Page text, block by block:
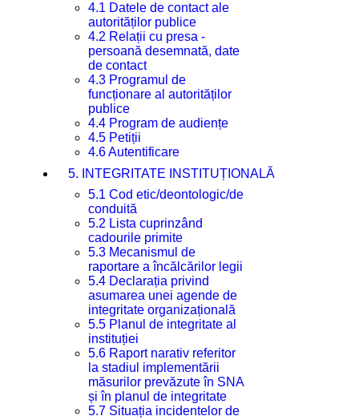
4.1 Datele de contact ale
autorităților publice
4.2 Relații cu presa -
persoană desemnată, date
de contact
4.3 Programul de
funcționare al autorităților
publice
4.4 Program de audiențe
4.5 Petiții
4.6 Autentificare
5. INTEGRITATE INSTITUȚIONALĂ
5.1 Cod etic/deontologic/de
conduită
5.2 Lista cuprinzând
cadourile primite
5.3 Mecanismul de
raportare a încălcărilor legii
5.4 Declarația privind
asumarea unei agende de
integritate organizațională
5.5 Planul de integritate al
instituției
5.6 Raport narativ referitor
la stadiul implementării
măsurilor prevăzute în SNA
și în planul de integritate
5.7 Situația incidentelor de